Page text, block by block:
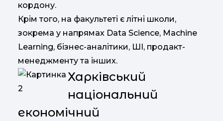
кордону.
Крім того, на факультеті є літні школи,
зокрема у напрямах Data Science, Machine
Learning, бізнес-аналітики, ШІ, продакт-
менеджменту та інших.
Харківський
національний
економічний